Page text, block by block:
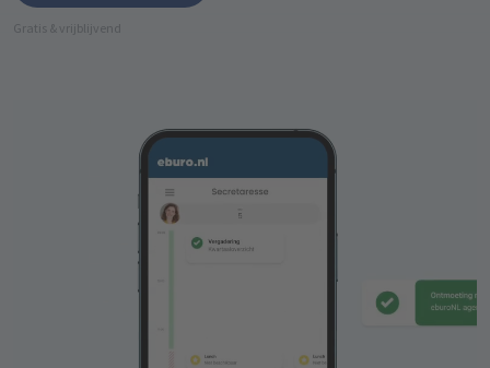
Gratis & vrijblijvend